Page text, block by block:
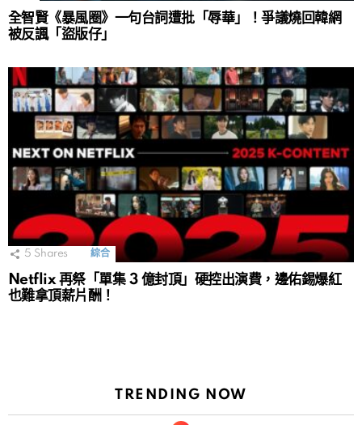
全智賢《暴風圈》一句台詞遭批「辱華」！爭議燒回韓網
被反諷「盜版仔」
5 Shares 綜合
Netflix 再祭「單集 3 億封頂」硬控出演費，邊佑錫爆紅
也難拿頂薪片酬！
TRENDING NOW